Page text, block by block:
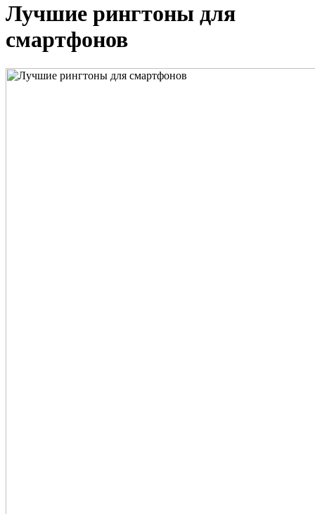
Лучшие рингтоны для
смартфонов